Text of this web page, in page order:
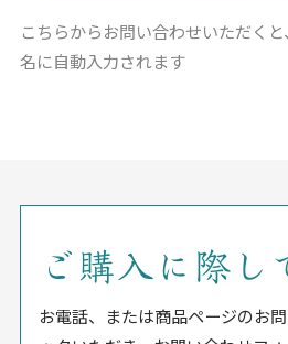
こちらからお問い合わせいただくと、
名に自動入力されます
ご購入に際し
お電話、または商品ページのお